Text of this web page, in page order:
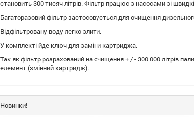
становить 300 тисяч літрів. Фільтр працює з насосами зі
Багаторазовий фільтр застосовується для очищення
Відфільтровану воду легко злити.
У комплекті йде ключ для заміни картриджа.
Так як фільтр розрахований на очищення + / - 300 000 літрів
елемент (змінний картридж).
Новинки!